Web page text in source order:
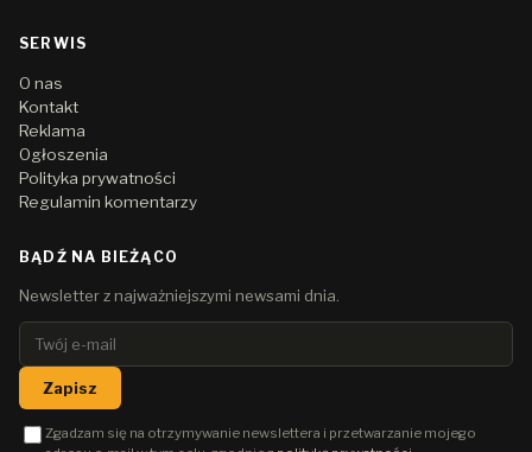
SERWIS
O nas
Kontakt
Reklama
Ogłoszenia
Polityka prywatności
Regulamin komentarzy
BĄDŹ NA BIEŻĄCO
Newsletter z najważniejszymi newsami dnia.
Zapisz
Zgadzam się na otrzymywanie newslettera i przetwarzanie mojego